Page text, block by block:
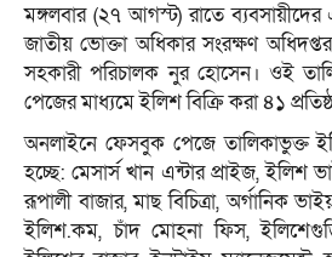
মঙ্গলবার (২৭ আগস্ট) রাতে
জাতীয় ভোক্তা অধিকার সংরক্ষণ
সহকারী পরিচালক নুর হোসেন। ওই
পেজের মাধ্যমে ইলিশ বিক্রি করা ৪১
অনলাইনে ফেসবুক পেজে তালিকাভুক্ত
হচ্ছে: মেসার্স খান এন্টার প্রাইজ, ইলিশ
রূপালী বাজার, মাছ বিচিত্রা, অর্গানিক
ইলিশ.কম, চাঁদ মোহনা ফিস,